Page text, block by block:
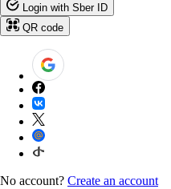
Login with Sber ID
QR code
No account? Create an account